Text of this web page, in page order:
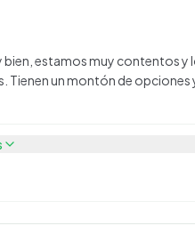
bien, estamos muy contentos y
Tienen un montón de opciones